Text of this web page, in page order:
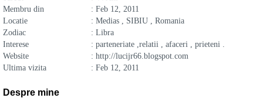
Membru din
: Feb 12, 2011
Locatie
: Medias , SIBIU , Romania
Zodiac
: Libra
Interese
: parteneriate ,relatii , afaceri , prieteni .
Website
: http://lucijr66.blogspot.com
Ultima vizita
: Feb 12, 2011
Despre mine